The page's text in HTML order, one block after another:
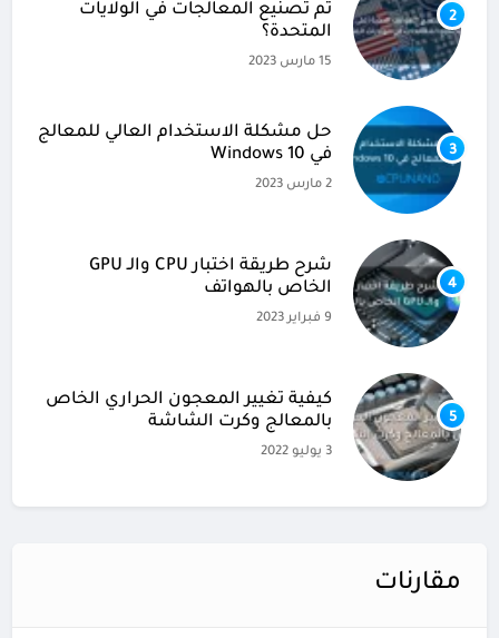
2
تم تصنيع المعالجات في الولايات
المتحدة؟
15 مارس 2023
3
حل مشكلة الاستخدام العالي للمعالج
في Windows 10
4
شرح طريقة اختبار CPU والـ GPU
الخاص بالهواتف
5
كيفية تغيير المعجون الحراري الخاص
بالمعالج وكرت الشاشة
مقارنات